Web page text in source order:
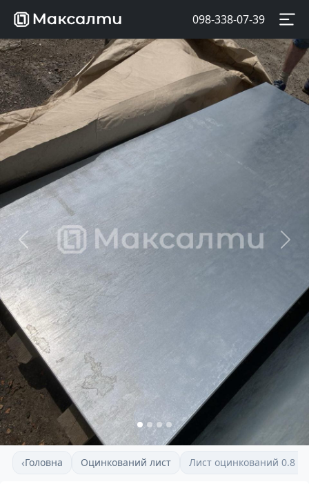
098-338-07-39
‹Головна Оцинкований лист Лист оцинкований 0.8